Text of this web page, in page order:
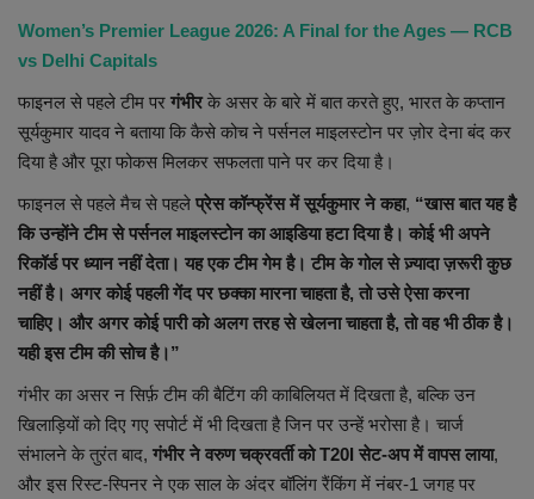
Women’s Premier League 2026: A Final for the Ages — RCB
vs Delhi Capitals
फाइनल से पहले टीम पर गंभीरके असर के बारे में बात करते हुए, भारत के कप्तान
सूर्यकुमार यादव ने बताया कि कैसे कोच ने पर्सनल माइलस्टोन पर ज़ोर देना बंद कर
दिया है और पूरा फोकस मिलकर सफलता पाने पर कर दिया है।
फाइनल से पहले मैच से पहले प्रेस कॉन्फ्रेंस में सूर्यकुमार ने कहा, “खास बात यह है
कि उन्होंने टीम से पर्सनल माइलस्टोन का आइडिया हटा दिया है। कोई भी अपने
रिकॉर्ड पर ध्यान नहीं देता। यह एक टीम गेम है। टीम के गोल से ज़्यादा ज़रूरी कुछ
नहीं है। अगर कोई पहली गेंद पर छक्का मारना चाहता है, तो उसे ऐसा करना
चाहिए। और अगर कोई पारी को अलग तरह से खेलना चाहता है, तो वह भी ठीक है।
यही इस टीम की सोच है।”
गंभीर का असर न सिर्फ़ टीम की बैटिंग की काबिलियत में दिखता है, बल्कि उन
खिलाड़ियों को दिए गए सपोर्ट में भी दिखता है जिन पर उन्हें भरोसा है। चार्ज
संभालने के तुरंत बाद, गंभीर ने वरुण चक्रवर्ती को T20I सेट-अप में वापस लाया,
और इस रिस्ट-स्पिनर ने एक साल के अंदर बॉलिंग रैंकिंग में नंबर-1 जगह पर